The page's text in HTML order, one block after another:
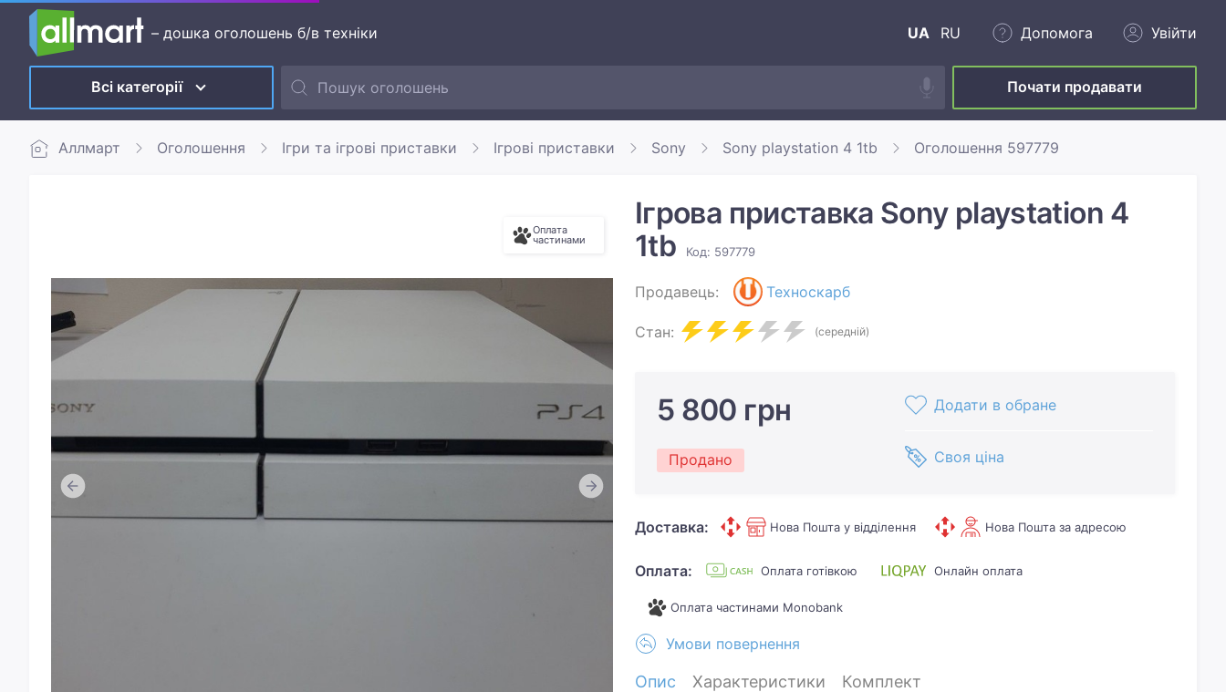
– дошка оголошень б/в техніки UA RU Допомога Увійти
Всі категорії Почати продавати
Аллмарт Оголошення Ігри та ігрові приставки Ігрові приставки Sony Sony playstation 4 1tb Оголошення 597779
Оплата
частинами
Ігрова приставка Sony playstation 4
1tb
Код: 597779
Продавець: Техноскарб
Стан: (середній)
5 800 грн
Продано
Додати в обране
Своя ціна
Доставка: Нова Пошта у відділення Нова Пошта за адресою
Оплата: Оплата готівкою Онлайн оплата
Оплата частинами Monobank
Умови повернення
Опис Характеристики Комплект